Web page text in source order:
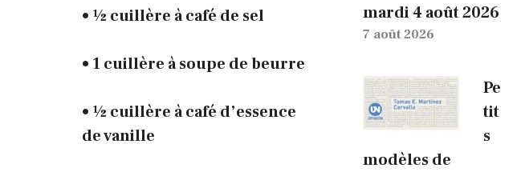
• ½ cuillère à café de sel
• 1 cuillère à soupe de beurre
• ½ cuillère à café d’essence
de vanille
mardi 4 août 2026
7 août 2026
Pe
tit
s
modèles de